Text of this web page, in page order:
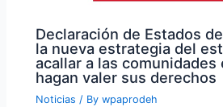
Declaración de Estados
la nueva estrategia del
acallar a las comunidades
hagan valer sus derechos
Noticias / Bywpaprodeh